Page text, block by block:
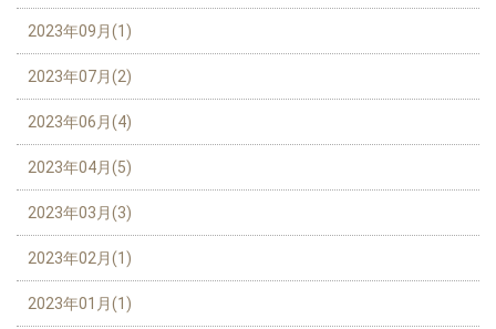
2023年09月(1)
2023年07月(2)
2023年06月(4)
2023年04月(5)
2023年03月(3)
2023年02月(1)
2023年01月(1)